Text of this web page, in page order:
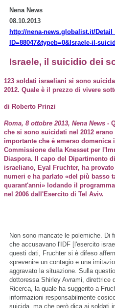
Nena News
08.10.2013
http://nena-news.globalist.it/
ID=88047&typeb=0&Israele-il-
Israele, il suicidio dei
123 soldati israeliani si sono
2012. Quale è il prezzo di vivere
di Roberto Prinzi
Roma, 8 ottobre 2013, Nena News -
che si sono suicidati nel 2012
importante che è emerso
Commissione della Knesset per
Diaspora. Il capo del Dipartimento
israeliano, Eyal Fruchter, ha
numeri e ha parlato «del più basso
quarant'anni» lodando il
nel 2006 dall'Esercito di Tel Aviv.
Non sono mancate le polemiche. Di
che accusavano l'IDF [l'esercito
questi dati, Fruchter si è difeso
«prevenire un contagio e una
aggravato la situazione. Sulla
dottoressa Shirley Avrami, direttrice
Ricerca, la quale ha suggerito a
informazioni responsabilmente
suicida, ma che però dica ai soldati